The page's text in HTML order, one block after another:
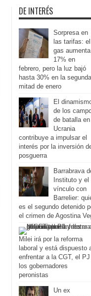
DE INTERÉS
Sorpresa en
las tarifas: el
gas aumenta
17% en
febrero, pero la luz bajó
hasta 30% en la segunda
mitad de enero
El
de los
de batalla en
Ucrania
contribuye a impulsar el
interés por la inversión
posguerra
Barrabrava
Instituto y el
vínculo con
Barrelier:
es el segundo detenido
el crimen de Agostina
Milei irá por la reforma
laboral y está dispuesto
enfrentar a la CGT, el
los gobernadores
peronistas
Un ex